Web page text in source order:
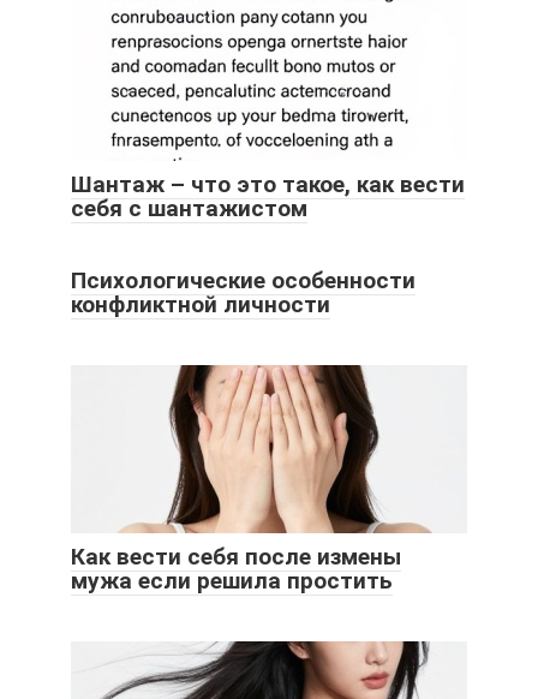
Шантаж – что это такое, как вести
себя с шантажистом
Психологические особенности
конфликтной личности
Как вести себя после измены
мужа если решила простить